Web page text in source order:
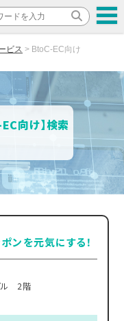
ビス BtoC-EC向け
向け】検索
ンを元気にする！
ル 2階